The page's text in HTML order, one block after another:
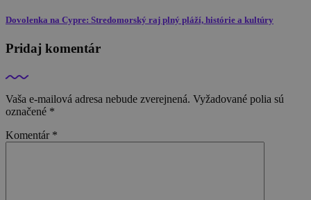
Dovolenka na Cypre: Stredomorský raj plný pláží, histórie a kultúry
Pridaj komentár
Vaša e-mailová adresa nebude zverejnená. Vyžadované polia sú
označené *
Komentár *